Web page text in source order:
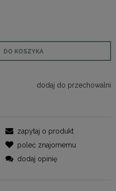
DO KOSZYKA
dodaj do przechowalni
zapytaj o produkt
poleć znajomemu
dodaj opinię